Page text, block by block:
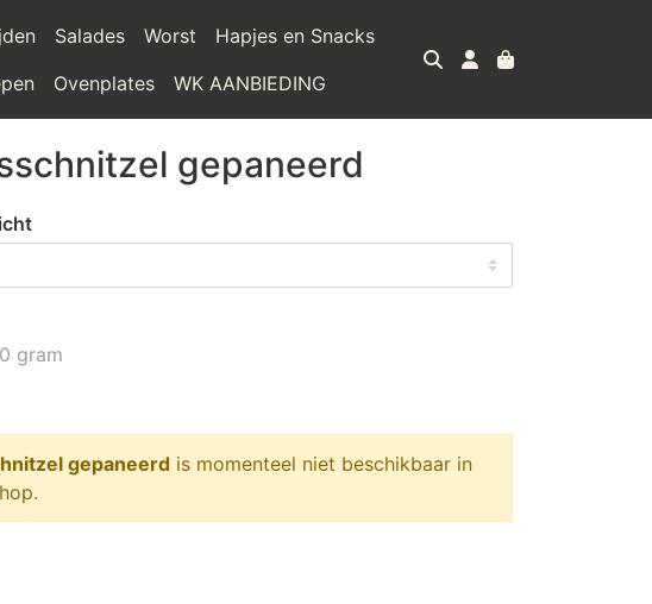
Salades Worst
Hapjes en Snacks
Ovenplates WK AANBIEDING
gepaneerd
gram
gepaneerd is momenteel niet beschikbaar in